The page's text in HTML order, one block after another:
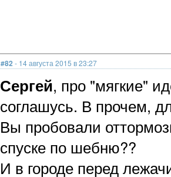
#82 - 14 августа 2015 в 23:27
Сергей, про "мягкие"
соглашусь. В прочем,
Вы пробовали
спуске по шебню??
И в городе перед